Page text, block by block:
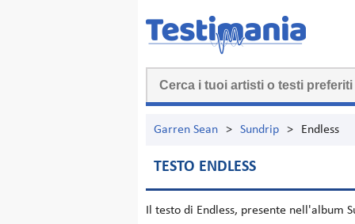
Garren Sean > Sundrip > Endless
TESTO ENDLESS
Il testo di Endless, presente nell'album